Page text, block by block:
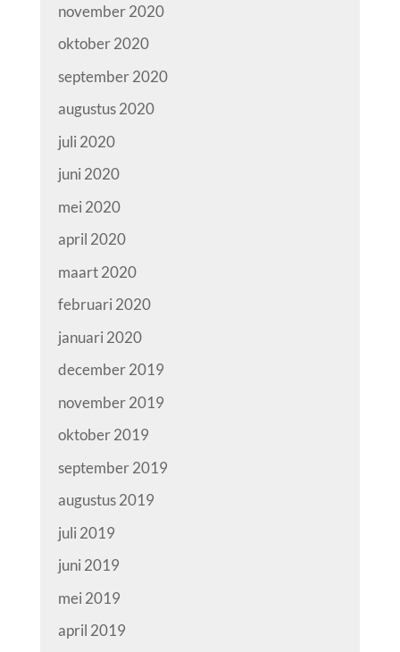
november 2020
oktober 2020
september 2020
augustus 2020
juli 2020
juni 2020
mei 2020
april 2020
maart 2020
februari 2020
januari 2020
december 2019
november 2019
oktober 2019
september 2019
augustus 2019
juli 2019
juni 2019
mei 2019
april 2019